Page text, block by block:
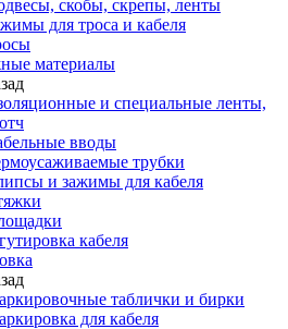
скобы, скрепы, ленты
для троса и кабеля
материалы
и специальные ленты,
вводы
трубки
и зажимы для кабеля
кабеля
таблички и бирки
для кабеля